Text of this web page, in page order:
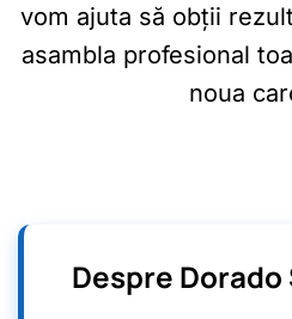
vom ajuta să obții
asambla profesional
noua
Despre